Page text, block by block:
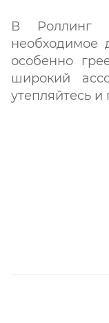
В Роллинг
необходимое
особенно
широкий
утепляйтесь и